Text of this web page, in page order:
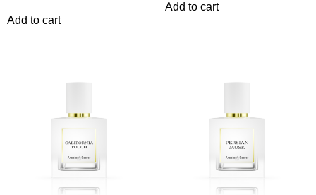
Add to cart
Add to cart